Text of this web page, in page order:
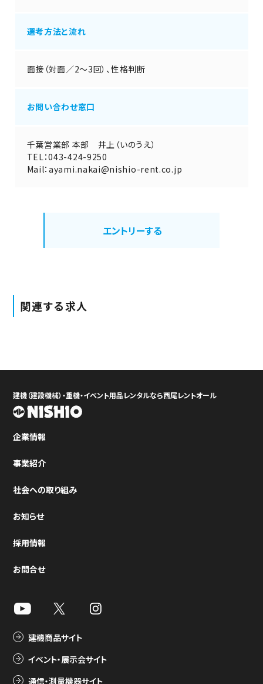
選考方法と流れ
面接（対面／2～3回）、性格判断
お問い合わせ窓口
千葉営業部 本部 井上（いのうえ）
TEL：043-424-9250
Mail：ayami.nakai@nishio-rent.co.jp
エントリーする
関連する求人
建機（建設機械）・重機・イベント用品レンタルなら西尾レントオール
企業情報
事業紹介
社会への取り組み
お知らせ
採用情報
お問合せ
建機商品サイト
イベント・展示会サイト
通信・測量機器サイト